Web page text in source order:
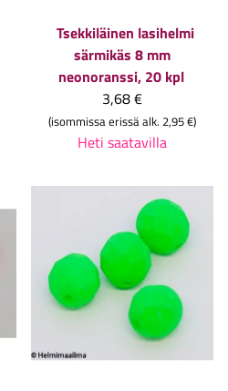
Tsekkiläinen lasihelmi
särmikäs 8 mm
neonoranssi, 20 kpl
3,68 €
(isommissa erissä alk. 2,95 €)
Heti saatavilla